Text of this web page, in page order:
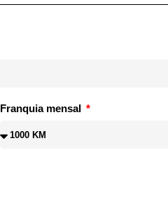
Franquia mensal